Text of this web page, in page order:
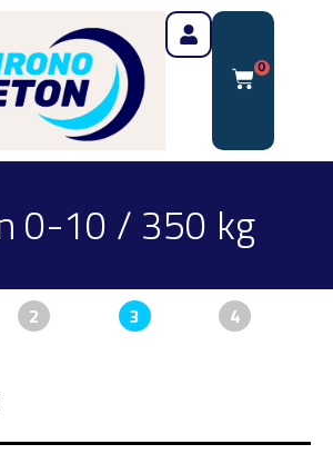
0
0-10 / 350 kg
2 3 4